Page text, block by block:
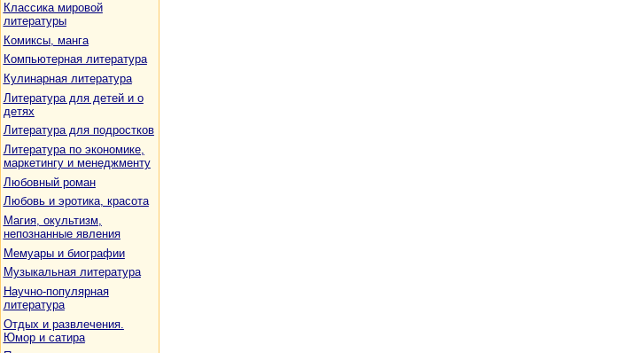
Классика мировой
литературы
Комиксы, манга
Компьютерная литература
Кулинарная литература
Литература для детей и о
детях
Литература для подростков
Литература по экономике,
маркетингу и менеджменту
Любовный роман
Любовь и эротика, красота
Магия, окультизм,
непознанные явления
Мемуары и биографии
Музыкальная литература
Научно-популярная
литература
Отдых и развлечения.
Юмор и сатира